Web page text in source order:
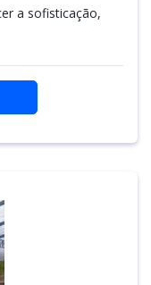
a sofisticação,